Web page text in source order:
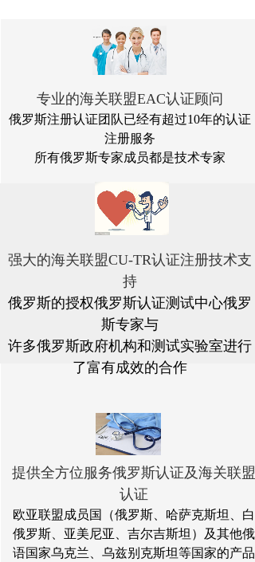
提供全方位服务俄罗斯认证及海关联盟
认证
欧亚联盟成员国（俄罗斯、哈萨克斯坦、白
俄罗斯、亚美尼亚、吉尔吉斯坦）及其他俄
语国家乌克兰、乌兹别克斯坦等国家的产品
专业的海关联盟EAC认证顾问
俄罗斯注册认证团队已经有超过10年的认证
注册服务
所有俄罗斯专家成员都是技术专家
强大的海关联盟CU-TR认证注册技术支
持
俄罗斯的授权俄罗斯认证测试中心俄罗
斯专家与
许多俄罗斯政府机构和测试实验室进行
了富有成效的合作